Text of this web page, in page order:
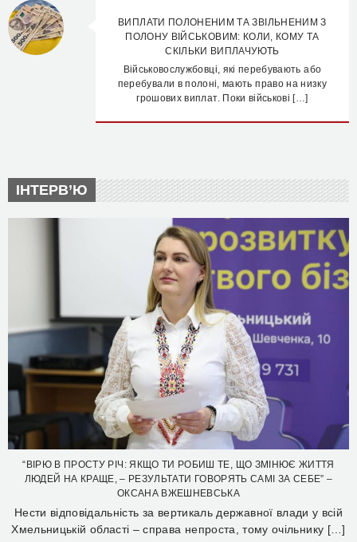
ВИПЛАТИ ПОЛОНЕНИМ ТА ЗВІЛЬНЕНИМ З
ПОЛОНУ ВІЙСЬКОВИМ: КОЛИ, КОМУ ТА
СКІЛЬКИ ВИПЛАЧУЮТЬ
Військовослужбовці, які перебувають або
перебували в полоні, мають право на низку
грошових виплат. Поки військові […]
ІНТЕРВ’Ю
“ВІРЮ В ПРОСТУ РІЧ: ЯКЩО ТИ РОБИШ ТЕ, ЩО ЗМІНЮЄ ЖИТТЯ
ЛЮДЕЙ НА КРАЩЕ, – РЕЗУЛЬТАТИ ГОВОРЯТЬ САМІ ЗА СЕБЕ” –
ОКСАНА ВЖЕШНЕВСЬКА
Нести відповідальність за вертикаль державної влади у всій
Хмельницькій області – справа непроста, тому очільнику […]